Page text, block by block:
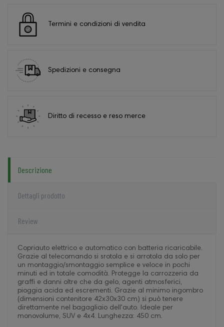
Termini e condizioni di vendita
Spedizioni e consegna
Diritto di recesso e reso merce
Descrizione
Dettagli prodotto
Review
Copriauto elettrico e automatico con batteria ricaricabile.
Grazie al telecomando si srotola e si arrotola da solo per
un montaggio/smontaggio semplice e veloce in pochi
minuti ed in totale comodità. Protegge la carrozzeria da
graffi e danni oltre che da gelo, agenti atmosferici,
pioggia acida ed escrementi. Grazie al minimo ingombro
(dimensioni contenitore 42x30x30 cm) si può tenere
direttamente nel bagagliaio dell'auto. Ideale per
monovolume, SUV e 4x4. Lunghezza: 450 cm.